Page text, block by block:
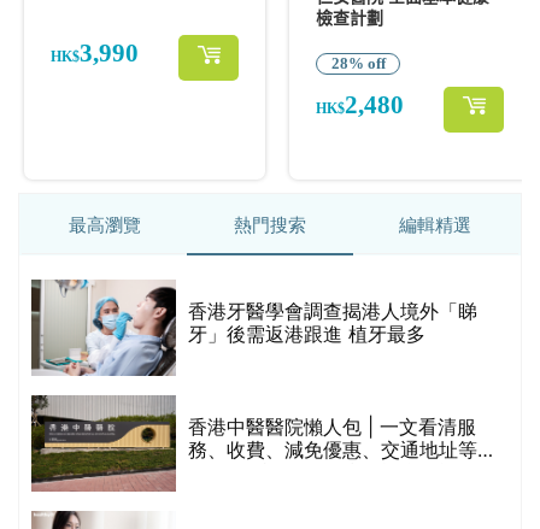
最高瀏覽 熱門搜索 編輯精選
香港牙醫學會調查揭港人境外「睇
牙」後需返港跟進 植牙最多
香港中醫醫院懶人包 | 一文看清服
務、收費、減免優惠、交通地址等